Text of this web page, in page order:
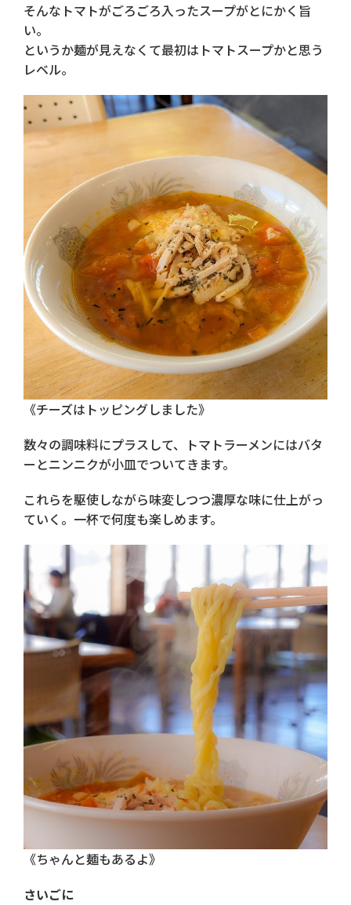
そんなトマトがごろごろ入ったスープがとにかく旨
い。
というか麺が見えなくて最初はトマトスープかと思う
レベル。
《チーズはトッピングしました》
数々の調味料にプラスして、トマトラーメンにはバタ
ーとニンニクが小皿でついてきます。
これらを駆使しながら味変しつつ濃厚な味に仕上がっ
ていく。一杯で何度も楽しめます。
《ちゃんと麺もあるよ》
さいごに